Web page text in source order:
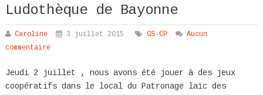
Ludothèque de Bayonne
Caroline 3 juillet 2015 GS-CP
Aucun
commentaire
Jeudi 2 juillet , nous avons été jouer à des jeux
coopératifs dans le local du Patronage laïc des